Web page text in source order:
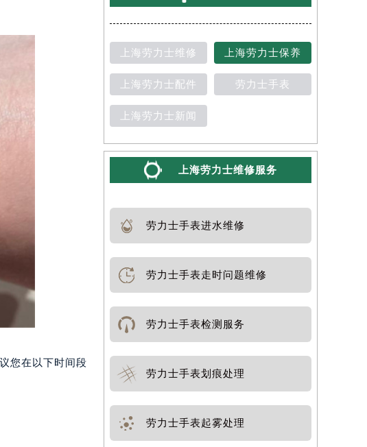
您在以下时间段
上海劳力士维修 上海劳力士保养
上海劳力士配件 劳力士手表
上海劳力士新闻
上海劳力士维修服务
劳力士手表进水维修
劳力士手表走时问题维修
劳力士手表检测服务
劳力士手表划痕处理
劳力士手表起雾处理